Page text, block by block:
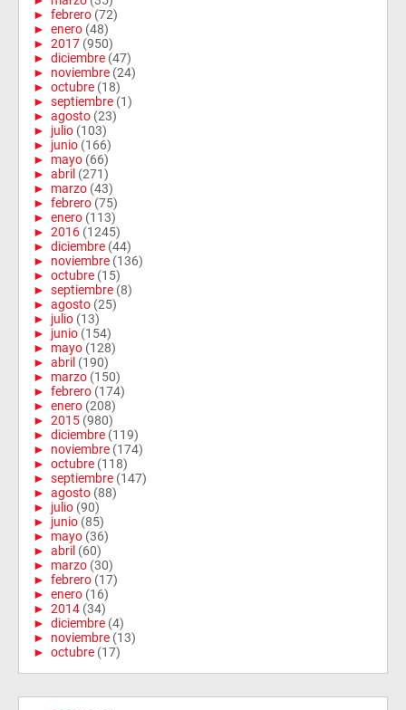
► febrero (72)
► enero (48)
► 2017 (950)
► diciembre (47)
► noviembre (24)
► octubre (18)
► septiembre (1)
► agosto (23)
► julio (103)
► junio (166)
► mayo (66)
► abril (271)
► marzo (43)
► febrero (75)
► enero (113)
► 2016 (1245)
► diciembre (44)
► noviembre (136)
► octubre (15)
► septiembre (8)
► agosto (25)
► julio (13)
► junio (154)
► mayo (128)
► abril (190)
► marzo (150)
► febrero (174)
► enero (208)
► 2015 (980)
► diciembre (119)
► noviembre (174)
► octubre (118)
► septiembre (147)
► agosto (88)
► julio (90)
► junio (85)
► mayo (36)
► abril (60)
► marzo (30)
► febrero (17)
► enero (16)
► 2014 (34)
► diciembre (4)
► noviembre (13)
► octubre (17)